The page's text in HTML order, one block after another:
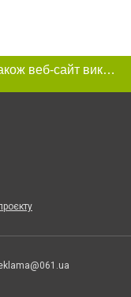
Цей сайт використовує «cookies». Також веб-сайт використовує інтернет-сервіс для збору технічних даних стосовно відвідувачів з метою отримання маркетингової та статистичної інформації. Умови обробки даних відвідувачів сайту див.